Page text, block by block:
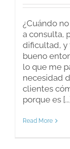
¿Cuándo
a consulta,
dificultad, y
bueno
lo que me
necesidad
clientes
porque es
Read More